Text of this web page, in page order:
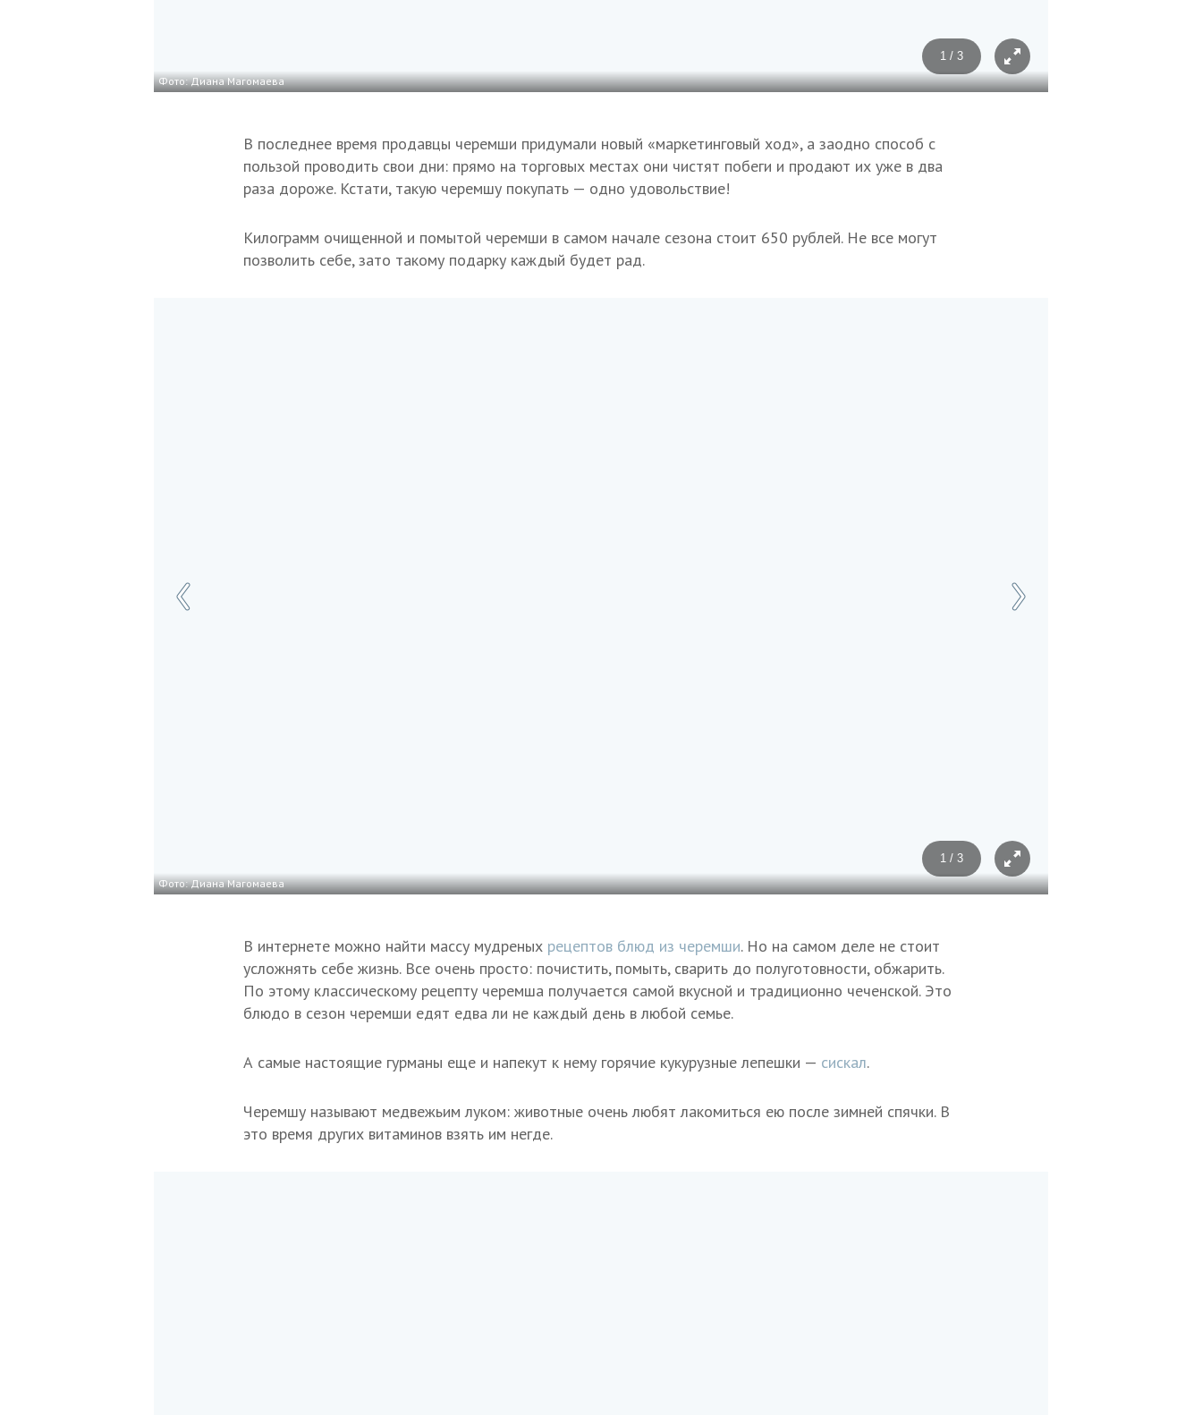
1 / 3
Фото: Диана Магомаева
В последнее время продавцы черемши придумали новый «маркетинговый ход», а заодно способ с
пользой проводить свои дни: прямо на торговых местах они чистят побеги и продают их уже в два
раза дороже. Кстати, такую черемшу покупать — одно удовольствие!
Килограмм очищенной и помытой черемши в самом начале сезона стоит 650 рублей. Не все могут
позволить себе, зато такому подарку каждый будет рад.
1 / 3
Фото: Диана Магомаева
В интернете можно найти массу мудреных рецептов блюд из черемши. Но на самом деле не стоит
усложнять себе жизнь. Все очень просто: почистить, помыть, сварить до полуготовности, обжарить.
По этому классическому рецепту черемша получается самой вкусной и традиционно чеченской. Это
блюдо в сезон черемши едят едва ли не каждый день в любой семье.
А самые настоящие гурманы еще и напекут к нему горячие кукурузные лепешки — сискал.
Черемшу называют медвежьим луком: животные очень любят лакомиться ею после зимней спячки. В
это время других витаминов взять им негде.